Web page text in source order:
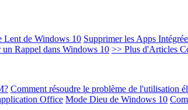
Lent de Windows 10 Supprimer les Apps
un Rappel dans Windows 10 >> Plus d'Articles
Comment résoudre le problème de l'utilisation
Office Mode Dieu de Windows 10